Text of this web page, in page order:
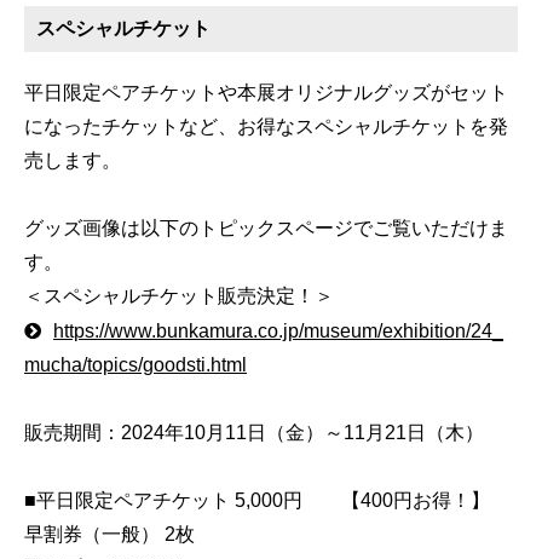
スペシャルチケット
平日限定ペアチケットや本展オリジナルグッズがセット
になったチケットなど、お得なスペシャルチケットを発
売します。
グッズ画像は以下のトピックスページでご覧いただけま
す。
＜スペシャルチケット販売決定！＞
https://www.bunkamura.co.jp/museum/exhibition/24_
mucha/topics/goodsti.html
販売期間：2024年10月11日（金）～11月21日（木）
■平日限定ペアチケット 5,000円 【400円お得！】
早割券（一般） 2枚